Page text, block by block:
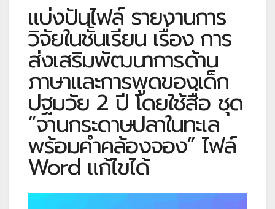
แบ่งปันไฟล์ รายงานการ
วิจัยในชั้นเรียน เรื่อง การ
ส่งเสริมพัฒนาการด้าน
ภาษาและการพูดของเด็ก
ปฐมวัย 2 ปี โดยใช้สื่อ ชุด
“จานกระดาษปลาในทะเล
พร้อมคำคล้องจอง” ไฟล์
Word แก้ไขได้